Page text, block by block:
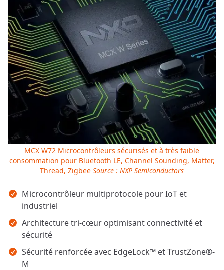
Points clés
Microcontrôleur multiprotocole pour IoT et
industriel
Architecture tri-cœur optimisant connectivité et
sécurité
Sécurité renforcée avec EdgeLock™ et TrustZone®-
M
MCX W72 Microcontrôleurs sécurisés et à très faible
consommation pour Bluetooth LE, Channel Sounding, Matter,
Thread, Zigbee Source : NXP Semiconductors